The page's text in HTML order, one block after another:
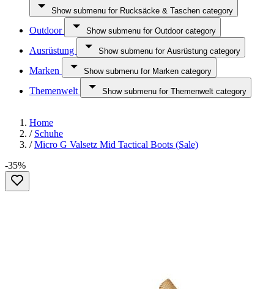
Show submenu for Rucksäcke & Taschen category
Outdoor Show submenu for Outdoor category
Ausrüstung Show submenu for Ausrüstung category
Marken Show submenu for Marken category
Themenwelt Show submenu for Themenwelt category
Home
/ Schuhe
/ Micro G Valsetz Mid Tactical Boots (Sale)
-35%